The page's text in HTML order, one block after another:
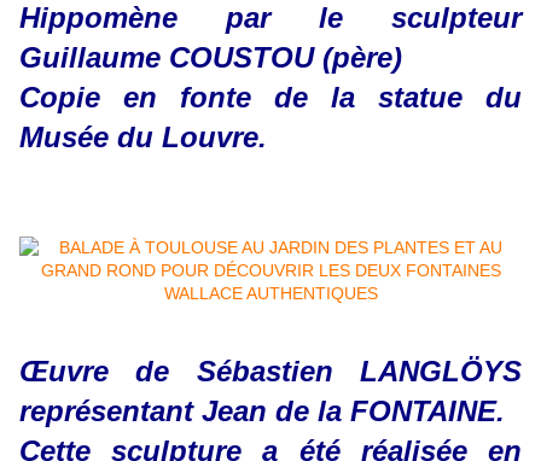
Hippomène par le sculpteur
Guillaume COUSTOU (père)
Copie en fonte de la statue du
Musée du Louvre.
Œuvre de Sébastien LANGLÖYS
représentant Jean de la FONTAINE.
Cette sculpture a été réalisée en